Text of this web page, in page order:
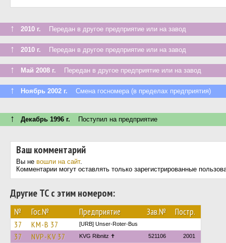
↑ 2010 г. Передан в другое предприятие или на завод
↑ 2010 г. Передан в другое предприятие или на завод
↑ Май 2008 г. Передан в другое предприятие или на завод
↑ Ноябрь 2002 г. Смена госномера (в пределах предприятия)
↑ Декабрь 1996 г. Поступил на предприятие
Ваш комментарий
Вы не вошли на сайт.
Комментарии могут оставлять только зарегистрированные
Другие ТС с этим номером:
№ Гос.№ Предприятие Зав.№ Постр.
37 KM-B 37 [URB] Unser-Roter-Bus
37 NVP-KV 37 KVG Ribnitz ✝ 521106 2001